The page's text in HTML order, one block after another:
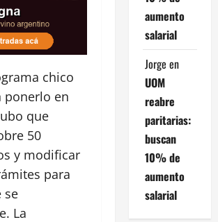
chico
ponerlo en
que
50
y modificar
para
se
La
aumento
salarial
Jorge en
UOM
reabre
paritarias:
buscan
10% de
aumento
salarial